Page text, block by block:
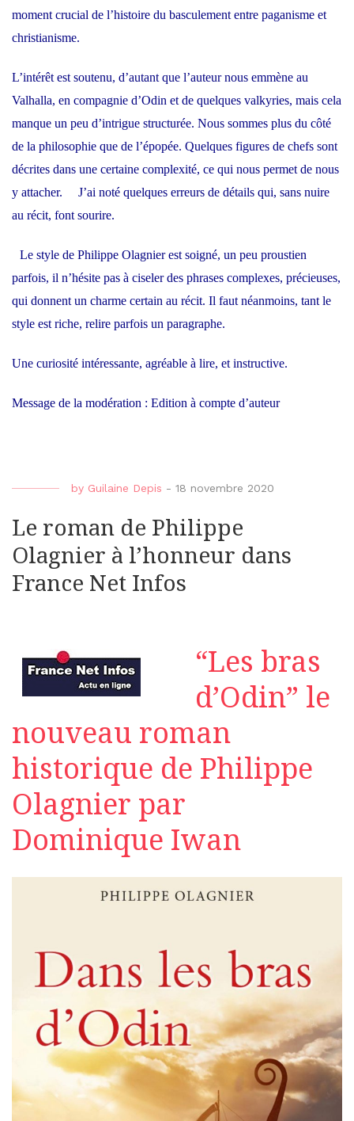
moment crucial de l’histoire du basculement entre paganisme et
christianisme.
L’intérêt est soutenu, d’autant que l’auteur nous emmène au
Valhalla, en compagnie d’Odin et de quelques valkyries, mais cela
manque un peu d’intrigue structurée. Nous sommes plus du côté
de la philosophie que de l’épopée. Quelques figures de chefs sont
décrites dans une certaine complexité, ce qui nous permet de nous
y attacher. J’ai noté quelques erreurs de détails qui, sans nuire
au récit, font sourire.
Le style de Philippe Olagnier est soigné, un peu proustien
parfois, il n’hésite pas à ciseler des phrases complexes, précieuses,
qui donnent un charme certain au récit. Il faut néanmoins, tant le
style est riche, relire parfois un paragraphe.
Une curiosité intéressante, agréable à lire, et instructive.
Message de la modération : Edition à compte d’auteur
by Guilaine Depis - 18 novembre 2020
Le roman de Philippe
Olagnier à l’honneur dans
France Net Infos
“Les bras
d’Odin” le
nouveau roman
historique de Philippe
Olagnier par
Dominique Iwan